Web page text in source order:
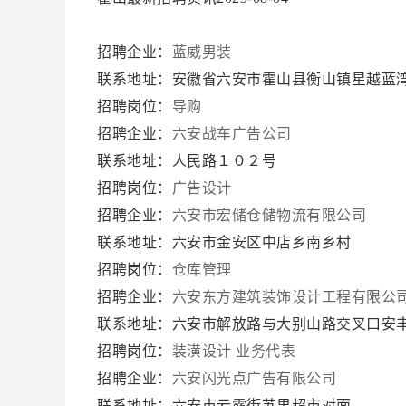
招聘企业：
蓝威男装
联系地址：安徽省六安市霍山县衡山镇星越蓝
招聘岗位： 导购
招聘企业： 六安战车广告公司
联系地址：人民路１０２号
招聘岗位： 广告设计
招聘企业： 六安市宏储仓储物流有限公司
联系地址：六安市金安区中店乡南乡村
招聘岗位： 仓库管理
招聘企业： 六安东方建筑装饰设计工程有限公
联系地址：六安市解放路与大别山路交叉口安
招聘岗位： 装潢设计 业务代表
招聘企业： 六安闪光点广告有限公司